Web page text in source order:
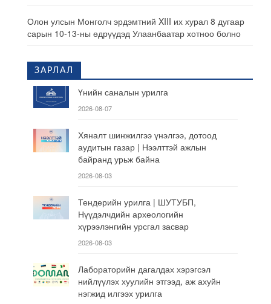
Олон улсын Монголч эрдэмтний XIII их хурал 8 дугаар
сарын 10-13-ны өдрүүдэд Улаанбаатар хотноо болно
ЗАРЛАЛ
Үнийн саналын урилга
2026-08-07
Хяналт шинжилгээ үнэлгээ, дотоод
аудитын газар | Нээлттэй ажлын
байранд урьж байна
2026-08-03
Тендерийн урилга | ШУТУБП,
Нүүдэлчдийн археологийн
хүрээлэнгийн урсгал засвар
2026-08-03
Лабораторийн дагалдах хэрэгсэл
нийлүүлэх хуулийн этгээд, аж ахуйн
нэгжид илгээх урилга